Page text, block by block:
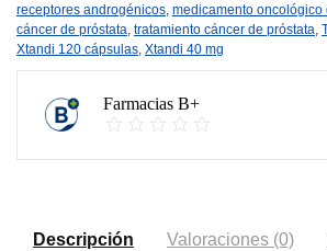
receptores androgénicos, medicamento oncológico
cáncer de próstata, tratamiento cáncer de próstata,
Xtandi 120 cápsulas, Xtandi 40 mg
Farmacias B+
Descripción Valoraciones (0)